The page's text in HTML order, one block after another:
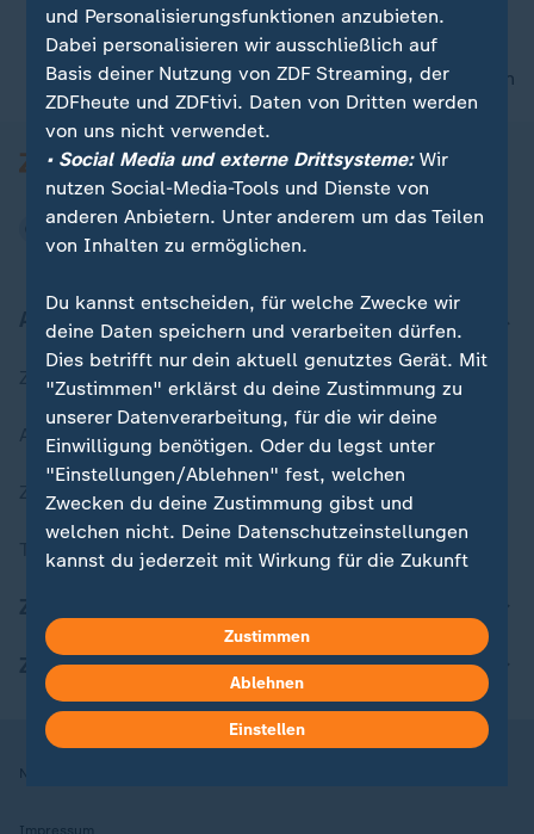
nach oben
Aktuell bei ZDFheute
Zuletzt veröffentlicht
Aktuelle Sendungs-Videos
ZDFheute Stories
Themen im Überblick
ZDFheute Apps
Nutzungsbedingungen
Impressum
und Personalisierungsfunktionen anzubieten.
Dabei personalisieren wir ausschließlich auf
Basis deiner Nutzung von ZDF Streaming, der
ZDFheute und ZDFtivi. Daten von Dritten werden
von uns nicht verwendet.
• Social Media und externe Drittsysteme:Wir
nutzen Social-Media-Tools und Dienste von
anderen Anbietern. Unter anderem um das Teilen
von Inhalten zu ermöglichen.
Du kannst entscheiden, für welche Zwecke wir
deine Daten speichern und verarbeiten dürfen.
Dies betrifft nur dein aktuell genutztes Gerät. Mit
"Zustimmen" erklärst du deine Zustimmung zu
unserer Datenverarbeitung, für die wir deine
Einwilligung benötigen. Oder du legst unter
"Einstellungen/Ablehnen" fest, welchen
Zwecken du deine Zustimmung gibst und
welchen nicht. Deine Datenschutzeinstellungen
kannst du jederzeit mit Wirkung für die Zukunft
Hier findest du das Impressum.
Weitere Informationen findest du in unserer
Datenschutzerklärung.
Zustimmen
Ablehnen
Einstellen